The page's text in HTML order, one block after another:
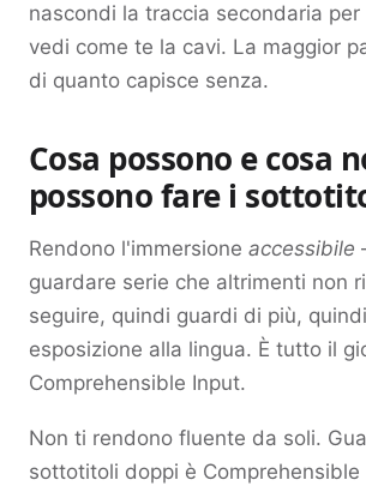
nascondi la traccia secondaria
vedi come te la cavi. La maggior
di quanto capisce senza.
Cosa possono e cosa
possono fare i
Rendono l'immersione accessibile
guardare serie che altrimenti non
seguire, quindi guardi di più,
esposizione alla lingua. È tutto il
Comprehensible Input.
Non ti rendono fluente da soli.
sottotitoli doppi è Comprehensible